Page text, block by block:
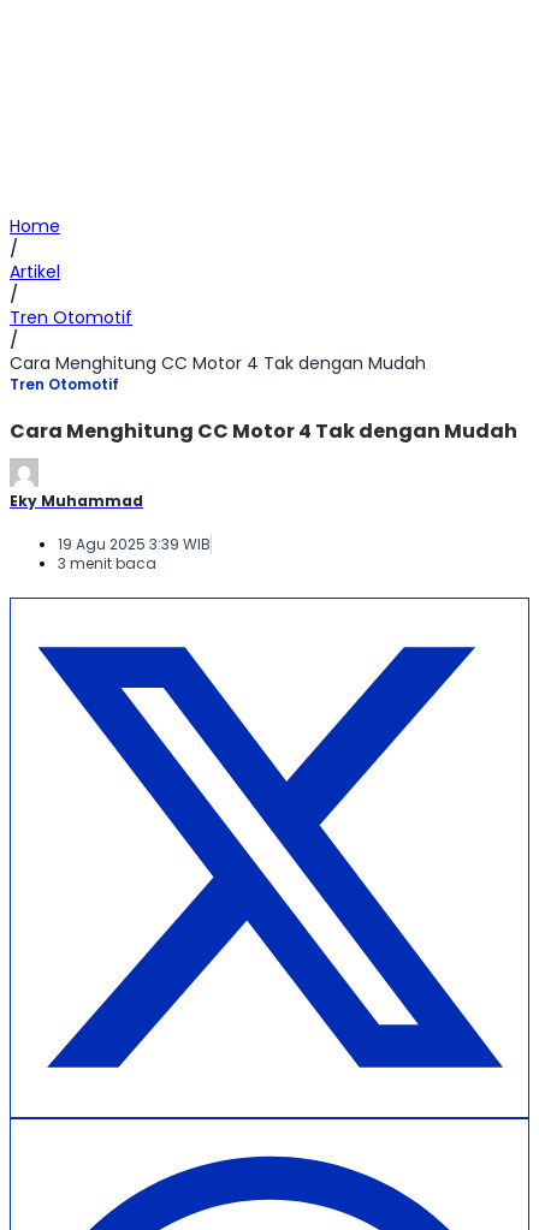
Home
/
Artikel
/
Tren Otomotif
/
Cara Menghitung CC Motor 4 Tak dengan Mudah
Tren Otomotif
Cara Menghitung CC Motor 4 Tak dengan Mudah
Eky Muhammad
19 Agu 2025 3:39 WIB
3 menit baca